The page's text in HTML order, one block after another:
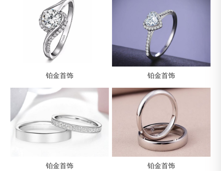
铂金首饰 铂金首饰
铂金首饰 铂金首饰